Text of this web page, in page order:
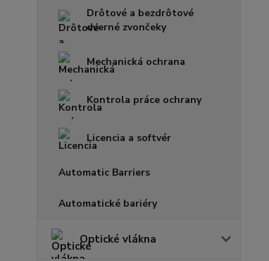
Drôtové a bezdrôtové
dverné zvončeky
Mechanická ochrana
Kontrola práce ochrany
Licencia a softvér
Automatic Barriers
Automatické bariéry
Optické vlákna